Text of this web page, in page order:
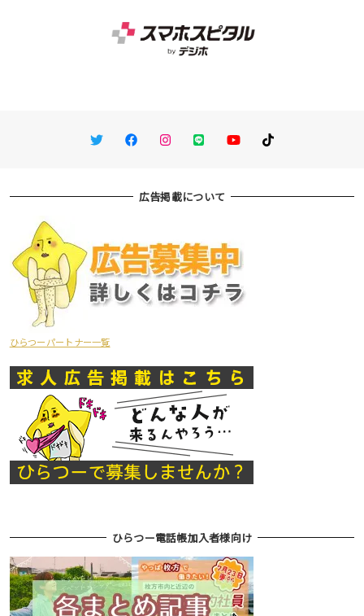
TwitterFacebookInstagram
LINE You TubeTikTok
広告掲載について
ひらつーパートナー一覧
ひらつー電話帳加入者様向け